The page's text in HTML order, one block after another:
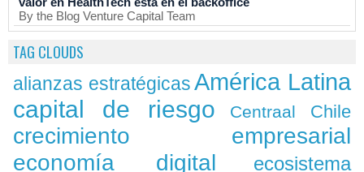
By the Blog Venture Capital Team
TAG CLOUDS
alianzas estratégicas América Latina
capital de riesgo Centraal Chile
crecimiento empresarial
economía digital
ecosistema